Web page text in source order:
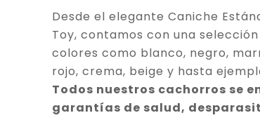
Desde el elegante Caniche
Toy, contamos con una
colores como blanco, negro,
rojo, crema, beige y hasta
Todos nuestros cachorros se
garantías de salud,